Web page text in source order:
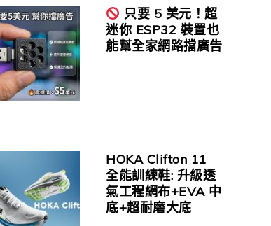
只要 5 美元！超
迷你 ESP32 裝置也
能幫全家網路擋廣告
HOKA Clifton 11
全能訓練鞋: 升級透
氣工程網布+EVA 中
底+超耐磨大底